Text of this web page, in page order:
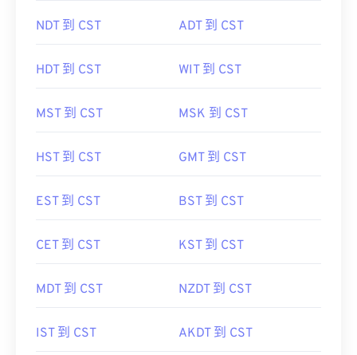
NDT 到 CST ADT 到 CST
HDT 到 CST WIT 到 CST
MST 到 CST MSK 到 CST
HST 到 CST GMT 到 CST
EST 到 CST BST 到 CST
CET 到 CST KST 到 CST
MDT 到 CST NZDT 到 CST
IST 到 CST AKDT 到 CST